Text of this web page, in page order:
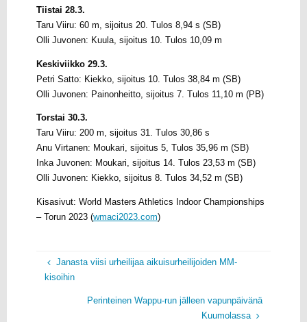
Tiistai 28.3.
Taru Viiru: 60 m, sijoitus 20. Tulos 8,94 s (SB)
Olli Juvonen: Kuula, sijoitus 10. Tulos 10,09 m
Keskiviikko 29.3.
Petri Satto: Kiekko, sijoitus 10. Tulos 38,84 m (SB)
Olli Juvonen: Painonheitto, sijoitus 7. Tulos 11,10 m (PB)
Torstai 30.3.
Taru Viiru: 200 m, sijoitus 31. Tulos 30,86 s
Anu Virtanen: Moukari, sijoitus 5, Tulos 35,96 m (SB)
Inka Juvonen: Moukari, sijoitus 14. Tulos 23,53 m (SB)
Olli Juvonen: Kiekko, sijoitus 8. Tulos 34,52 m (SB)
Kisasivut: World Masters Athletics Indoor Championships
– Torun 2023 (wmaci2023.com)
Janasta viisi urheilijaa aikuisurheilijoiden MM-
kisoihin
Perinteinen Wappu-run jälleen vapunpäivänä
Kuumolassa